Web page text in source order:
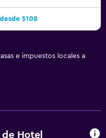
$108
e impuestos locales a
Hotel